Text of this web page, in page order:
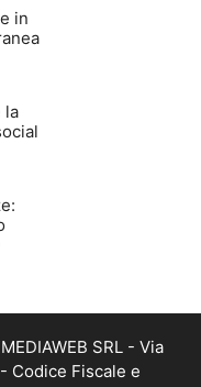
in
la
SRL - Via
Codice Fiscale e